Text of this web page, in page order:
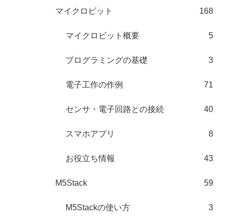
マイクロビット 168
マイクロビット概要 5
プログラミングの基礎 3
電子工作の作例 71
センサ・電子回路との接続 40
スマホアプリ 8
お役立ち情報 43
M5Stack 59
M5Stackの使い方 3